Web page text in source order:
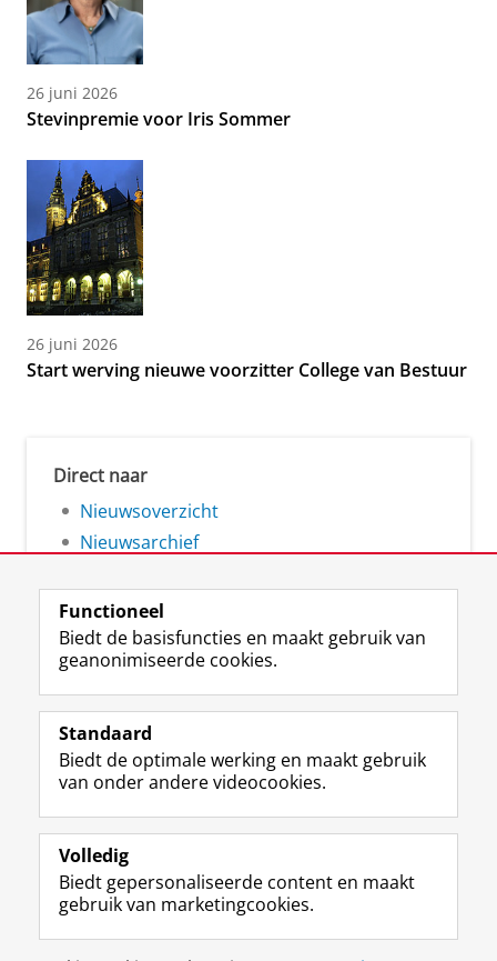
26 juni 2026
Stevinpremie voor Iris Sommer
26 juni 2026
Start werving nieuwe voorzitter College van Bestuur
Direct naar
Nieuwsoverzicht
Nieuwsarchief
Volg de RUG
F
a
e
b
o
p
a
i
L
i
k
e
I
-
p
g
R
S
-
f
e
R
k
I
n
t
r
m
c
Y
o
T
e
k
a
Studiekiezers
Alumni
Over ons
Functioneel
Biedt de basisfuncties en maakt gebruik van
geanonimiseerde cookies.
Standaard
Biedt de optimale werking en maakt gebruik
van onder andere videocookies.
Volledig
Biedt gepersonaliseerde content en maakt
gebruik van marketingcookies.